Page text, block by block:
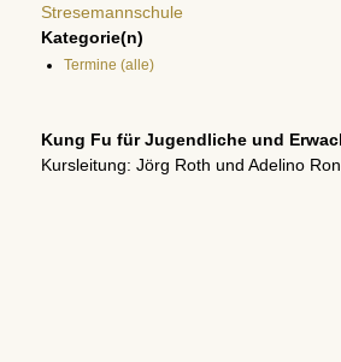
Stresemannschule
Kategorie(n)
Termine (alle)
Kung Fu für Jugendliche und
Kursleitung: Jörg Roth und Adelino